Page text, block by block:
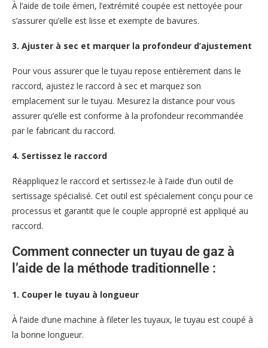
À l’aide de toile émeri, l’extrémité coupée est nettoyée pour
s’assurer qu’elle est lisse et exempte de bavures.
3. Ajuster à sec et marquer la profondeur d’ajustement
Pour vous assurer que le tuyau repose entièrement dans le
raccord, ajustez le raccord à sec et marquez son
emplacement sur le tuyau. Mesurez la distance pour vous
assurer qu’elle est conforme à la profondeur recommandée
par le fabricant du raccord.
4. Sertissez le raccord
Réappliquez le raccord et sertissez-le à l’aide d’un outil de
sertissage spécialisé. Cet outil est spécialement conçu pour ce
processus et garantit que le couple approprié est appliqué au
raccord.
Comment connecter un tuyau de gaz à
l’aide de la méthode traditionnelle :
1. Couper le tuyau à longueur
À l’aide d’une machine à fileter les tuyaux, le tuyau est coupé à
la bonne longueur.